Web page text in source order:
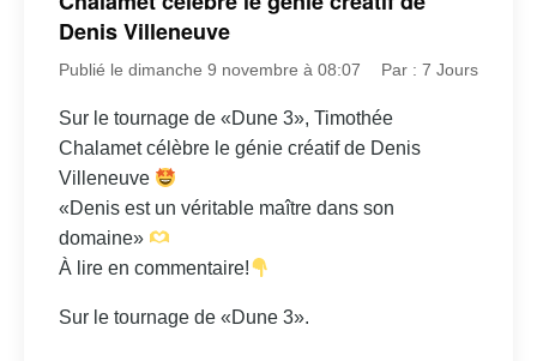
Denis Villeneuve
Publié le dimanche 9 novembre à 08:07 Par : 7 Jours
Sur le tournage de «Dune 3», Timothée
Chalamet célèbre le génie créatif de Denis
Villeneuve
«Denis est un véritable maître dans son
domaine»
À lire en commentaire!
Sur le tournage de «Dune 3».